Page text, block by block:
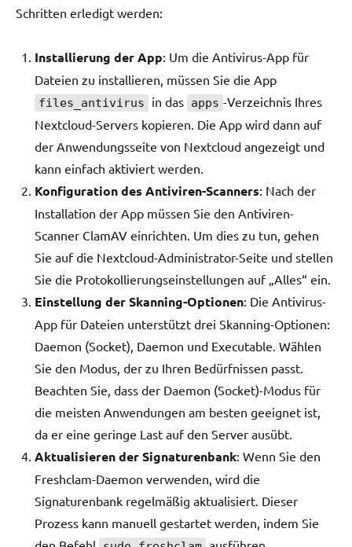
Schritten erledigt werden:
Installierung der App: Um die Antivirus-App für
Dateien zu installieren, müssen Sie die App
files_antivirus in das apps -Verzeichnis Ihres
Nextcloud-Servers kopieren. Die App wird dann auf
der Anwendungsseite von Nextcloud angezeigt und
kann einfach aktiviert werden.
Konfiguration des Antiviren-Scanners: Nach der
Installation der App müssen Sie den Antiviren-
Scanner ClamAV einrichten. Um dies zu tun, gehen
Sie auf die Nextcloud-Administrator-Seite und stellen
Sie die Protokollierungseinstellungen auf „Alles“ ein.
Einstellung der Skanning-Optionen: Die Antivirus-
App für Dateien unterstützt drei Skanning-Optionen:
Daemon (Socket), Daemon und Executable. Wählen
Sie den Modus, der zu Ihren Bedürfnissen passt.
Beachten Sie, dass der Daemon (Socket)-Modus für
die meisten Anwendungen am besten geeignet ist,
da er eine geringe Last auf den Server ausübt.
Aktualisieren der Signaturenbank: Wenn Sie den
Freshclam-Daemon verwenden, wird die
Signaturenbank regelmäßig aktualisiert. Dieser
Prozess kann manuell gestartet werden, indem Sie